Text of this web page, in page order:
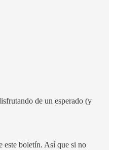
de un esperado (y
este boletín. Así que si no